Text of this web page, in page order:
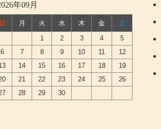
年09月
日 月 火 水 木 金
土
1
2 3 4
5
6
7 8 9 10 11
12
14 15 16 17 18
19
21 22 23 24 25
26
28 29 30